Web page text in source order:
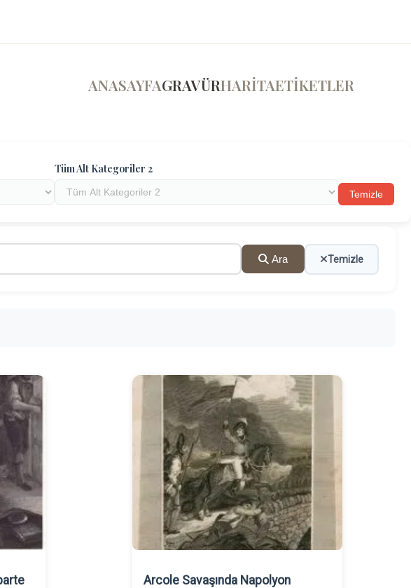
ANASAYFAGRAVÜRHARİTAETİKETLER
Tüm Alt Kategoriler 2
Temizle
Ara Temizle
Arcole Savaşında Napolyon